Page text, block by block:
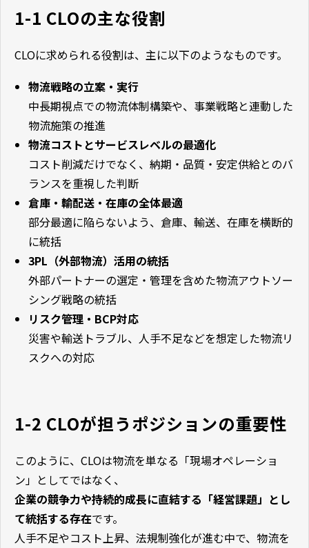
1-1 CLOの主な役割
CLOに求められる役割は、主に以下のようなものです。
物流戦略の立案・実行
中長期視点での物流体制構築や、事業戦略と連動した
物流施策の推進
物流コストとサービスレベルの最適化
コスト削減だけでなく、納期・品質・安定供給とのバ
ランスを重視した判断
倉庫・輸配送・在庫の全体最適
部分最適に陥らないよう、倉庫、輸送、在庫を横断的
に統括
3PL（外部物流）活用の統括
外部パートナーの選定・管理を含めた物流アウトソー
シング戦略の統括
リスク管理・BCP対応
災害や輸送トラブル、人手不足などを想定した物流リ
スクへの対応
1-2 CLOが担うポジションの重要性
このように、CLOは物流を単なる「現場オペレーショ
ン」としてではなく、
企業の競争力や持続的成長に直結する「経営課題」とし
て統括する存在です。
人手不足やコスト上昇、法規制強化が進む中で、物流を